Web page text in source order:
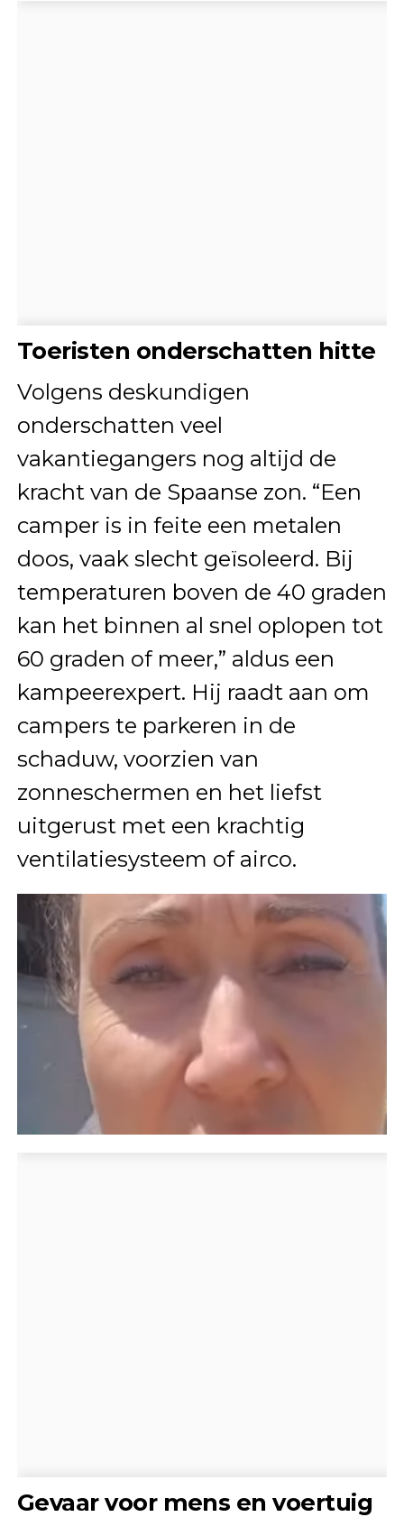
Toeristen onderschatten hitte
Volgens deskundigen
onderschatten veel
vakantiegangers nog altijd de
kracht van de Spaanse zon. “Een
camper is in feite een metalen
doos, vaak slecht geïsoleerd. Bij
temperaturen boven de 40 graden
kan het binnen al snel oplopen tot
60 graden of meer,” aldus een
kampeerexpert. Hij raadt aan om
campers te parkeren in de
schaduw, voorzien van
zonneschermen en het liefst
uitgerust met een krachtig
ventilatiesysteem of airco.
Gevaar voor mens en voertuig